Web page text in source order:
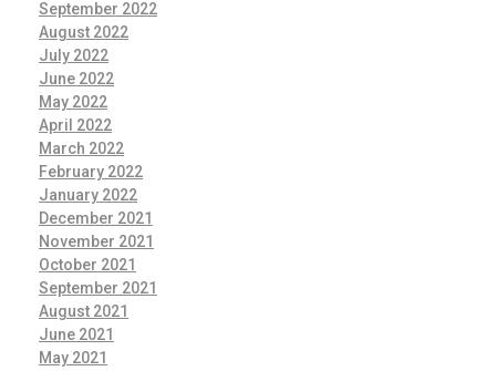
September 2022
August 2022
July 2022
June 2022
May 2022
April 2022
March 2022
February 2022
January 2022
December 2021
November 2021
October 2021
September 2021
August 2021
June 2021
May 2021